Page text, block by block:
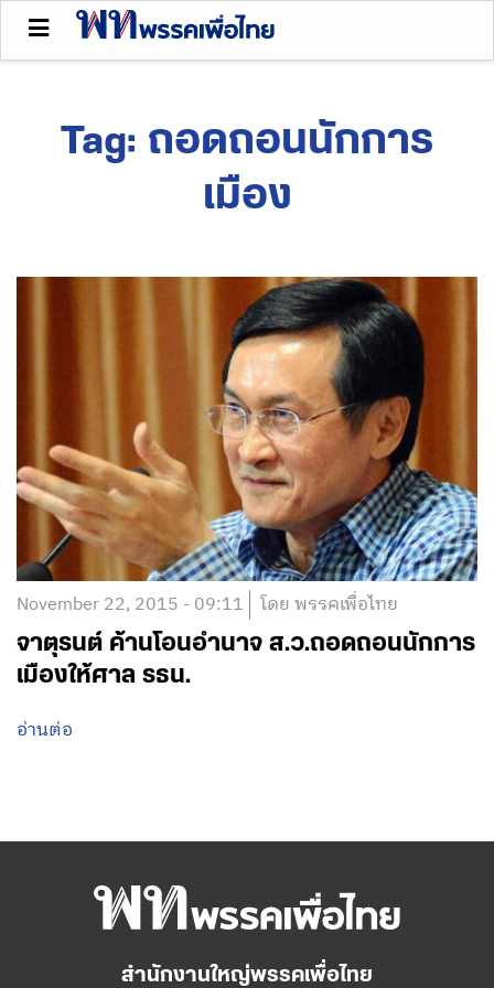
Tag: ถอดถอนนักการ
เมือง
November 22, 2015 - 09:11 โดย พรรคเพื่อไทย
จาตุรนต์ ค้านโอนอำนาจ ส.ว.ถอดถอนนักการ
เมืองให้ศาล รธน.
อ่านต่อ
สำนักงานใหญ่พรรคเพื่อไทย